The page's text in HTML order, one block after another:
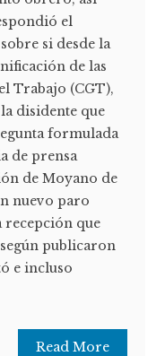
el
si desde la
de las
Trabajo (CGT),
disidente que
formulada
de prensa
de Moyano de
nuevo paro
recepción que
publicaron
e incluso
Read More